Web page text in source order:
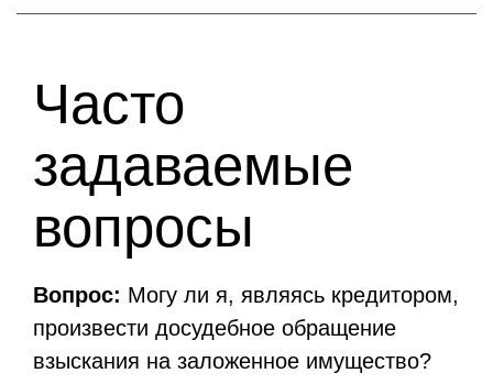
Часто
задаваемые
вопросы
Вопрос: Могу ли я, являясь кредитором,
произвести досудебное обращение
взыскания на заложенное имущество?